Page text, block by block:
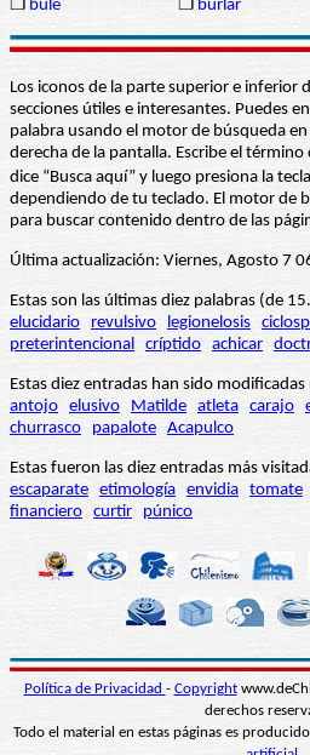
❒ bule ❒ burlar
Los iconos de la parte superior e inferior
secciones útiles e interesantes. Puedes
palabra usando el motor de búsqueda
derecha de la pantalla. Escribe el término
dice “Busca aquí” y luego presiona la
dependiendo de tu teclado. El motor de
para buscar contenido dentro de las
Última actualización: Viernes, Agosto 7
Estas son las últimas diez palabras (de
elucidario
revulsivo legionelosis
preterintencional críptido achicar
Estas diez entradas han sido
antojo elusivo Matilde atleta carajo
churrasco
papalote Acapulco
Estas fueron las diez entradas más
escaparate etimología envidia tomate
financiero curtir púnico
Política de Privacidad - Copyright
derechos
Todo el material en estas páginas es